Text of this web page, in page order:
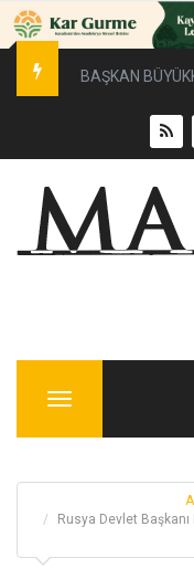
BAŞKAN
Menu
Rusya Devlet Başkanı